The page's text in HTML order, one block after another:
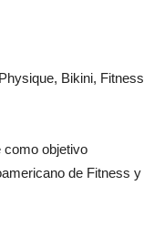
Bikini, Fitness
como objetivo
de Fitness y